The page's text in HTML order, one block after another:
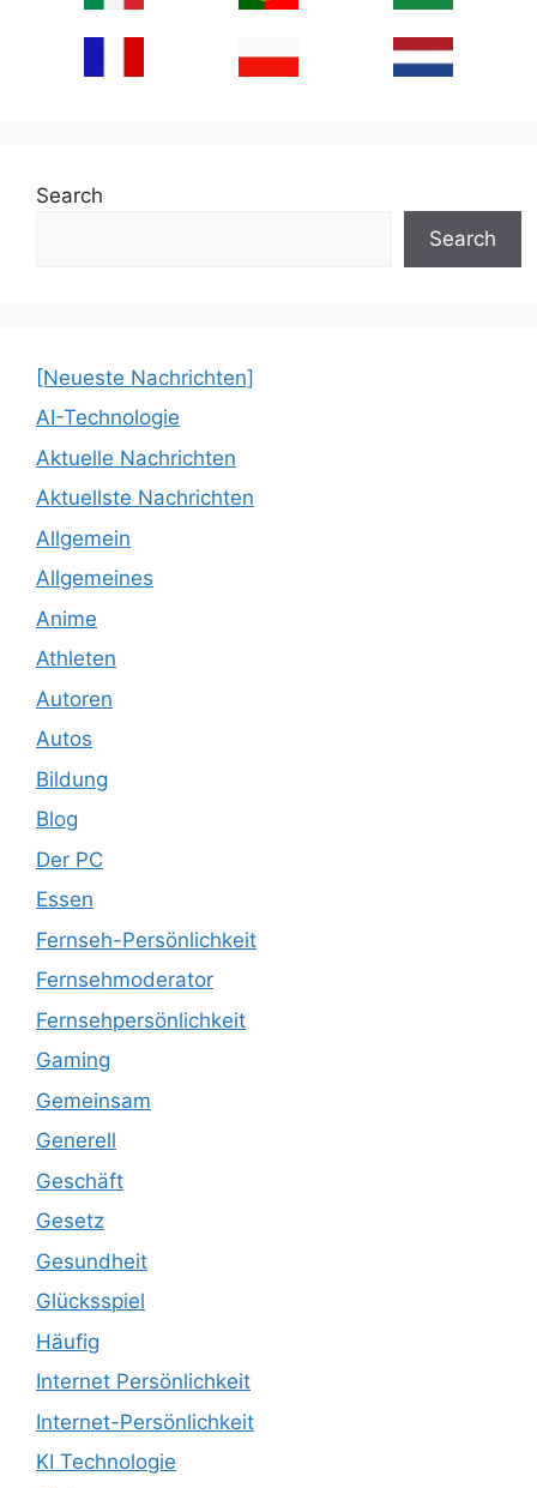
Search
Search
[Neueste Nachrichten]
AI-Technologie
Aktuelle Nachrichten
Aktuellste Nachrichten
Allgemein
Allgemeines
Anime
Athleten
Autoren
Autos
Bildung
Blog
Der PC
Essen
Fernseh-Persönlichkeit
Fernsehmoderator
Fernsehpersönlichkeit
Gaming
Gemeinsam
Generell
Geschäft
Gesetz
Gesundheit
Glücksspiel
Häufig
Internet Persönlichkeit
Internet-Persönlichkeit
KI Technologie